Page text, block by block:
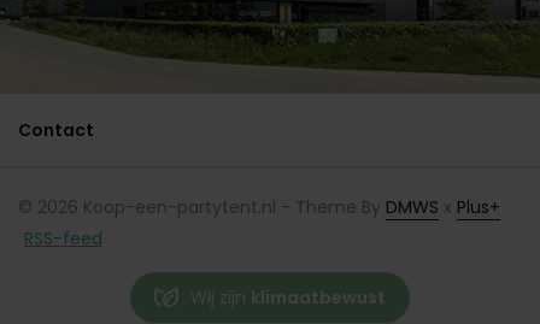
Contact
© 2026 Koop-een-partytent.nl - Theme By DMWS x Plus+
RSS-feed
Wij zijn klimaatbewust